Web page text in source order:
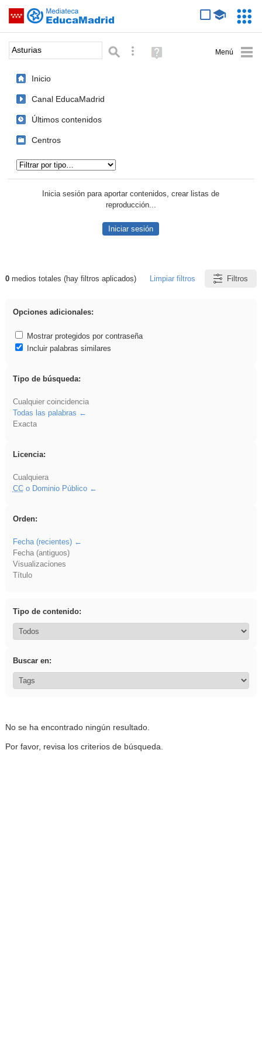
Saltar navegación
Palabra o frase: Búsqueda avanzada
Ayuda
(en
Inicio
Canal EducaMadrid
Últimos contenidos
Centros
Inicia sesión para aportar contenidos, crear listas de
reproducción...
Iniciar sesión
Resultados de: Asturias
0medios totales (hay filtros aplicados) Limpiar filtros Filtros
Opciones adicionales:
Mostrar protegidos por contraseña
Incluir palabras similares
Tipo de búsqueda:
Cualquier coincidencia
Todas las palabras
Exacta
Licencia:
Cualquiera
CCo Dominio Público
Orden:
Fecha (recientes)
Fecha (antiguos)
Visualizaciones
Título
Tipo de contenido:
Buscar en:
No se ha encontrado ningún resultado.
Por favor, revisa los criterios de búsqueda.